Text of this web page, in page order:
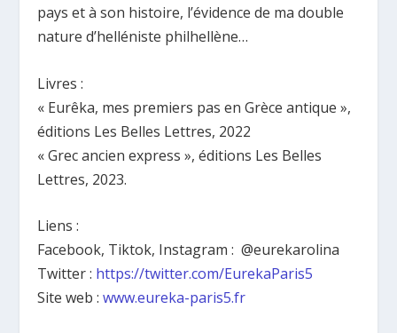
pays et à son histoire, l’évidence de ma double
nature d’helléniste philhellène…
Livres :
« Eurêka, mes premiers pas en Grèce antique »,
éditions Les Belles Lettres, 2022
« Grec ancien express », éditions Les Belles
Lettres, 2023.
Liens :
Facebook, Tiktok, Instagram : @eurekarolina
Twitter : https://twitter.com/EurekaParis5
Site web :www.eureka-paris5.fr